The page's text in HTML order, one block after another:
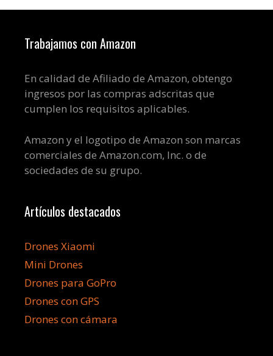
Trabajamos con Amazon
En calidad de Afiliado de Amazon, obtengo
ingresos por las compras adscritas que
cumplen los requisitos aplicables.
Amazon y el logotipo de Amazon son marcas
comerciales de Amazon.com, Inc. o de
sociedades de su grupo.
Artículos destacados
Drones Xiaomi
Mini Drones
Drones para GoPro
Drones con GPS
Drones con cámara